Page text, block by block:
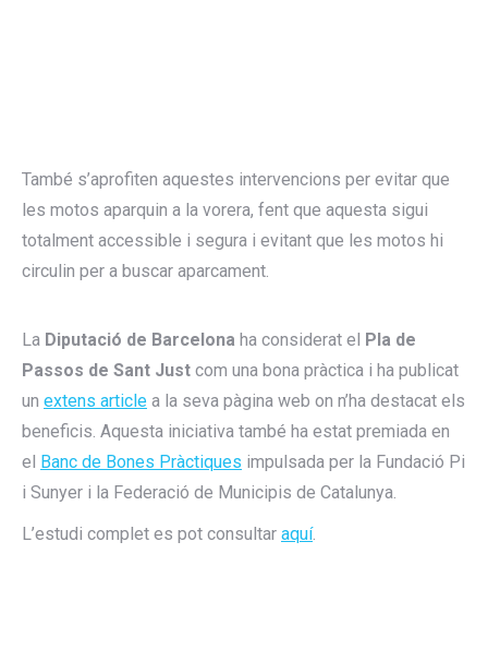
També s’aprofiten aquestes intervencions per evitar que
les motos aparquin a la vorera, fent que aquesta sigui
totalment accessible i segura i evitant que les motos hi
circulin per a buscar aparcament.
La Diputació de Barcelona ha considerat el Pla de
Passos de Sant Just com una bona pràctica i ha publicat
un extens article a la seva pàgina web on n’ha destacat els
beneficis. Aquesta iniciativa també ha estat premiada en
el Banc de Bones Pràctiques impulsada per la Fundació Pi
i Sunyer i la Federació de Municipis de Catalunya.
L’estudi complet es pot consultar aquí.